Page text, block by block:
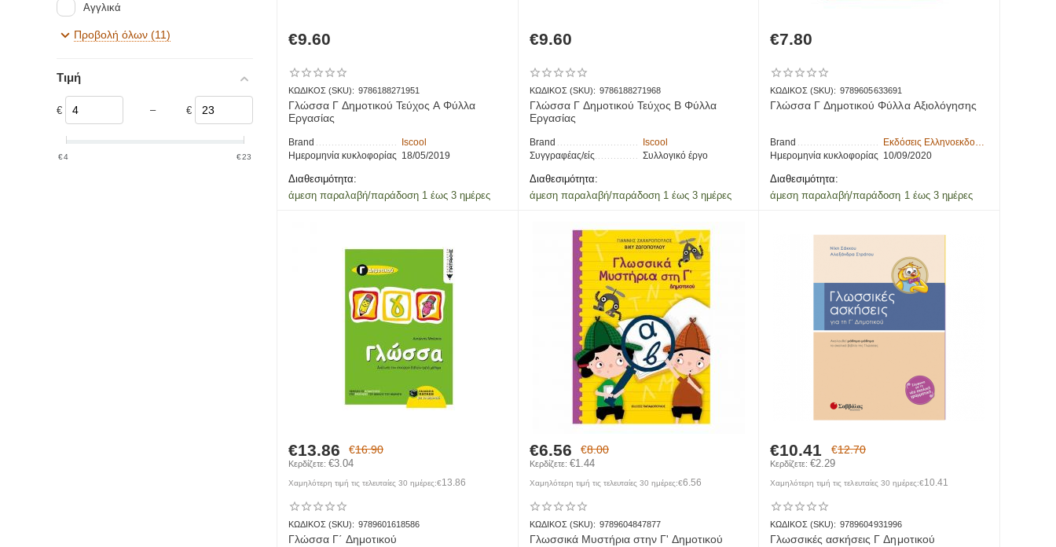
€9.60
ΚΩΔΙΚΟΣ (SKU): 9786188271951
Γλώσσα Γ Δημοτικού Τεύχος Α Φύλλα
Εργασίας
Brand
Iscool
Ημερομηνία κυκλοφορίας 18/05/2019
Διαθεσιμότητα:
άμεση παραλαβή/παράδοση 1 έως 3 ημέρες
€9.60
ΚΩΔΙΚΟΣ (SKU): 9786188271968
Γλώσσα Γ Δημοτικού Τεύχος Β Φύλλα
Εργασίας
Brand
Iscool
Συγγραφέας/είς
Συλλογικό έργο
Διαθεσιμότητα:
άμεση παραλαβή/παράδοση 1 έως 3 ημέρες
€7.80
ΚΩΔΙΚΟΣ (SKU): 9789605633691
Γλώσσα Γ Δημοτικού Φύλλα Αξιολόγησης
Brand
Εκδόσεις Ελληνοεκδοτική
Ημερομηνία κυκλοφορίας 10/09/2020
Διαθεσιμότητα:
άμεση παραλαβή/παράδοση 1 έως 3 ημέρες
€16.90
€13.86
Κερδίζετε: €3.04
Χαμηλότερη τιμή τις τελευταίες 30 ημέρες:€13.86
ΚΩΔΙΚΟΣ (SKU): 9789601618586
Γλώσσα Γ΄ Δημοτικού
€8.00
€6.56
Κερδίζετε: €1.44
Χαμηλότερη τιμή τις τελευταίες 30 ημέρες:€6.56
ΚΩΔΙΚΟΣ (SKU): 9789604847877
Γλωσσικά Μυστήρια στην Γ' Δημοτικού
€12.70
€10.41
Κερδίζετε: €2.29
Χαμηλότερη τιμή τις τελευταίες 30 ημέρες:€10.41
ΚΩΔΙΚΟΣ (SKU): 9789604931996
Γλωσσικές ασκήσεις Γ Δημοτικού
Στράτου Αλεξάνδρα
Τσεπεντζή Δήμητρα
Τσιριόπουλος Χαράλαμπος
Αγγλικά
Ιστορία
Προβολή όλων (11)
Τιμή
€ – €
‎€4 ‎€23